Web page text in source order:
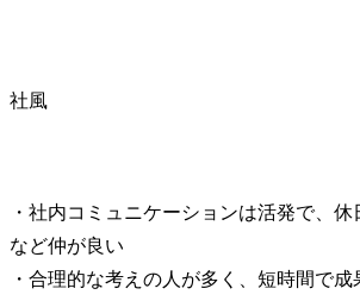
社風
・社内コミュニケーションは活発で、休
など仲が良い
・合理的な考えの人が多く、短時間で